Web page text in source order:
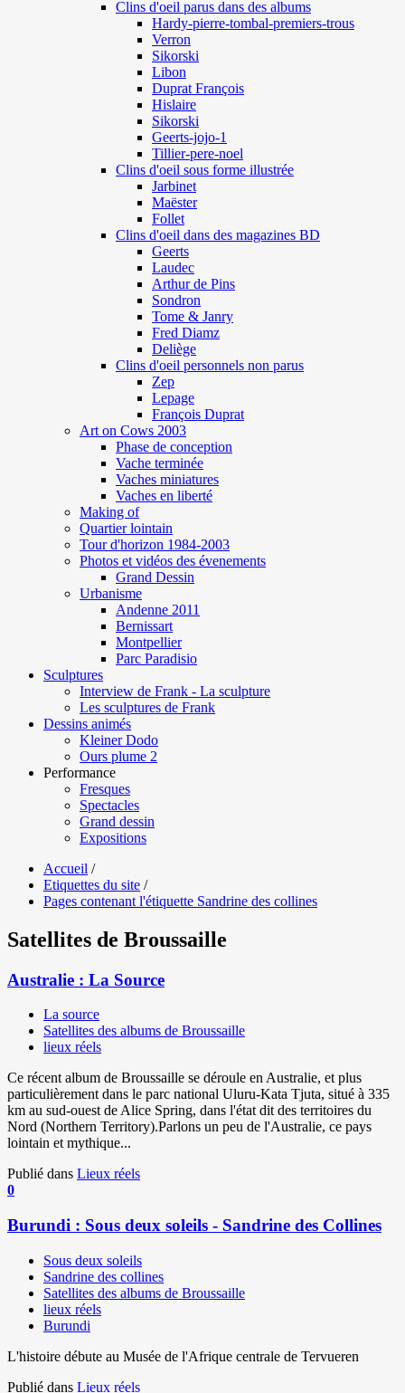
Clins d'oeil parus dans des albums
Hardy-pierre-tombal-premiers-trous
Verron
Sikorski
Libon
Duprat François
Hislaire
Sikorski
Geerts-jojo-1
Tillier-pere-noel
Clins d'oeil sous forme illustrée
Jarbinet
Maëster
Follet
Clins d'oeil dans des magazines BD
Geerts
Laudec
Arthur de Pins
Sondron
Tome & Janry
Fred Diamz
Deliège
Clins d'oeil personnels non parus
Zep
Lepage
François Duprat
Art on Cows 2003
Phase de conception
Vache terminée
Vaches miniatures
Vaches en liberté
Making of
Quartier lointain
Tour d'horizon 1984-2003
Photos et vidéos des évenements
Grand Dessin
Urbanisme
Andenne 2011
Bernissart
Montpellier
Parc Paradisio
Sculptures
Interview de Frank - La sculpture
Les sculptures de Frank
Dessins animés
Kleiner Dodo
Ours plume 2
Performance
Fresques
Spectacles
Grand dessin
Expositions
Accueil /
Etiquettes du site /
Pages contenant l'étiquette Sandrine des collines
Satellites de Broussaille
Australie : La Source
La source
Satellites des albums de Broussaille
lieux réels
Ce récent album de Broussaille se déroule en Australie, et plus
particulièrement dans le parc national Uluru-Kata Tjuta, situé à 335
km au sud-ouest de Alice Spring, dans l'état dit des territoires du
Nord (Northern Territory).Parlons un peu de l'Australie, ce pays
lointain et mythique...
Publié dans Lieux réels
0
Burundi : Sous deux soleils - Sandrine des Collines
Sous deux soleils
Sandrine des collines
Satellites des albums de Broussaille
lieux réels
Burundi
L'histoire débute au Musée de l'Afrique centrale de Tervueren
Publié dans Lieux réels